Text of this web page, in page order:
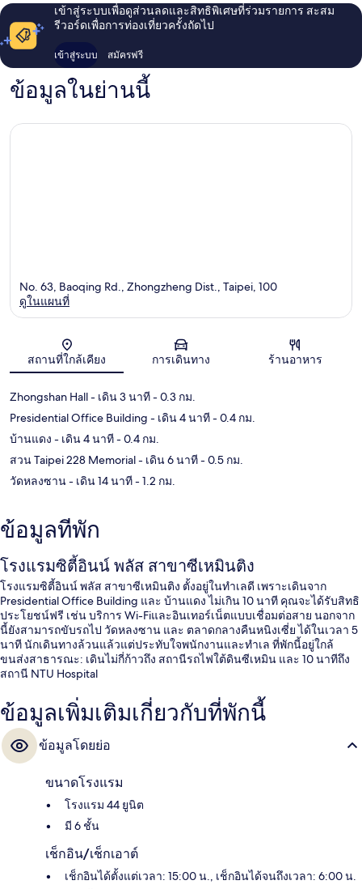
เข้าสู่ระบบเพื่อดูส่วนลดและสิทธิพิเศษที่ร่วมรายการ สะสม
รีวอร์ดเพื่อการท่องเที่ยวครั้งถัดไป
เข้าสู่ระบบ สมัครฟรี
ข้อมูลในย่านนี้
แผนที่
No. 63, Baoqing Rd., Zhongzheng Dist., Taipei, 100
ดูในแผนที่
สถานที่ใกล้เคียง การเดินทาง ร้านอาหาร
Zhongshan Hall- เดิน 3 นาที- 0.3 กม.
Presidential Office Building - เดิน 4 นาที- 0.4 กม.
บ้านแดง - เดิน 4 นาที- 0.4 กม.
สวน Taipei 228 Memorial- เดิน 6 นาที- 0.5 กม.
วัดหลงซาน- เดิน 14 นาที- 1.2 กม.
ข้อมูลที่พัก
โรงแรมซิตี้อินน์ พลัส สาขาซีเหมินติง
โรงแรมซิตี้อินน์ พลัส สาขาซีเหมินติง ตั้งอยู่ในทำเลดี เพราะเดินจาก
Presidential Office Building และ บ้านแดง ไม่เกิน 10 นาที คุณจะได้รับสิทธิ
ประโยชน์ฟรี เช่น บริการ Wi-Fiและอินเทอร์เน็ตแบบเชื่อมต่อสาย นอกจาก
นี้ยังสามารถขับรถไป วัดหลงซาน และ ตลาดกลางคืนหนิงเซี่ย ได้ในเวลา 5
นาที นักเดินทางล้วนแล้วแต่ประทับใจพนักงานและทำเล ที่พักนี้อยู่ใกล้
ขนส่งสาธารณะ: เดินไม่กี่ก้าวถึง สถานีรถไฟใต้ดินซีเหมิน และ 10 นาทีถึง
สถานี NTU Hospital
ข้อมูลเพิ่มเติมเกี่ยวกับที่พักนี้
ข้อมูลโดยย่อ
ขนาดโรงแรม
โรงแรม 44 ยูนิต
มี 6 ชั้น
เช็กอิน/เช็กเอาต์
เช็กอินได้ตั้งแต่เวลา: 15:00 น., เช็กอินได้จนถึงเวลา: 6:00 น.